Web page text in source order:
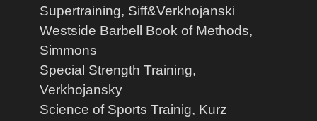
Supertraining, Siff&Verkhojanski
Westside Barbell Book of Methods,
Simmons
Special Strength Training,
Verkhojansky
Science of Sports Trainig, Kurz